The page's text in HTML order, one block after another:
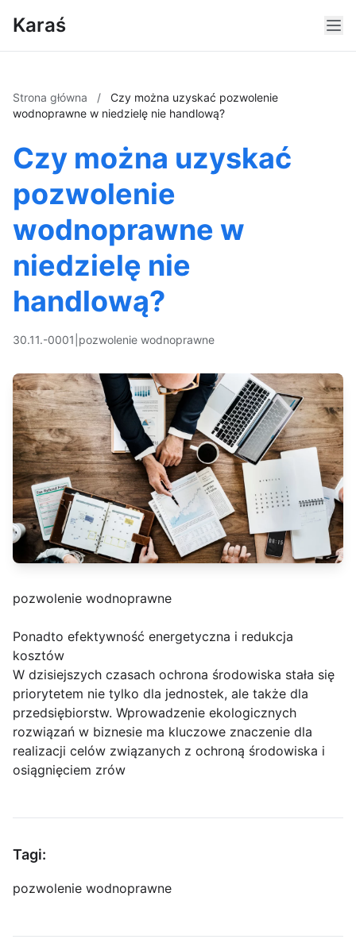
Karaś
Strona główna /
Czy można uzyskać pozwolenie
wodnoprawne w niedzielę nie handlową?
Czy można uzyskać
pozwolenie
wodnoprawne w
niedzielę nie
handlową?
30.11.-0001 pozwolenie wodnoprawne
pozwolenie wodnoprawne
Ponadto efektywność energetyczna i redukcja
kosztów
W dzisiejszych czasach ochrona środowiska stała się
priorytetem nie tylko dla jednostek, ale także dla
przedsiębiorstw. Wprowadzenie ekologicznych
rozwiązań w biznesie ma kluczowe znaczenie dla
realizacji celów związanych z ochroną środowiska i
osiągnięciem zrów
Tagi:
pozwolenie wodnoprawne